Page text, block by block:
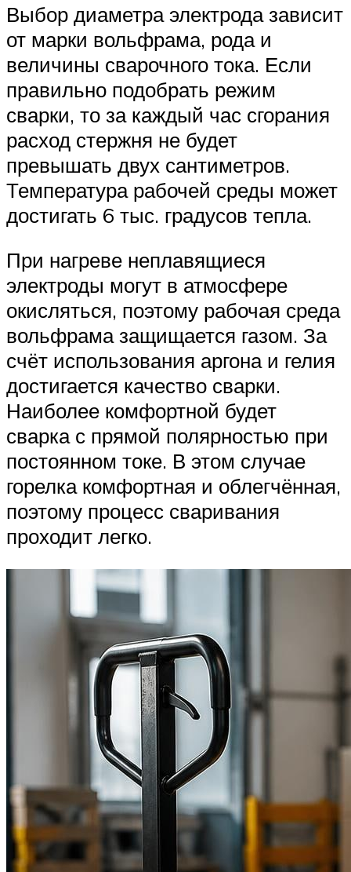
Выбор диаметра электрода зависит
от марки вольфрама, рода и
величины сварочного тока. Если
правильно подобрать режим
сварки, то за каждый час сгорания
расход стержня не будет
превышать двух сантиметров.
Температура рабочей среды может
достигать 6 тыс. градусов тепла.
При нагреве неплавящиеся
электроды могут в атмосфере
окисляться, поэтому рабочая среда
вольфрама защищается газом. За
счёт использования аргона и гелия
достигается качество сварки.
Наиболее комфортной будет
сварка с прямой полярностью при
постоянном токе. В этом случае
горелка комфортная и облегчённая,
поэтому процесс сваривания
проходит легко.